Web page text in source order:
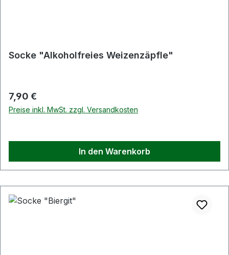
Socke "Alkoholfreies Weizenzäpfle"
Regulärer Preis:
7,90 €
Preise inkl. MwSt. zzgl. Versandkosten
In den Warenkorb